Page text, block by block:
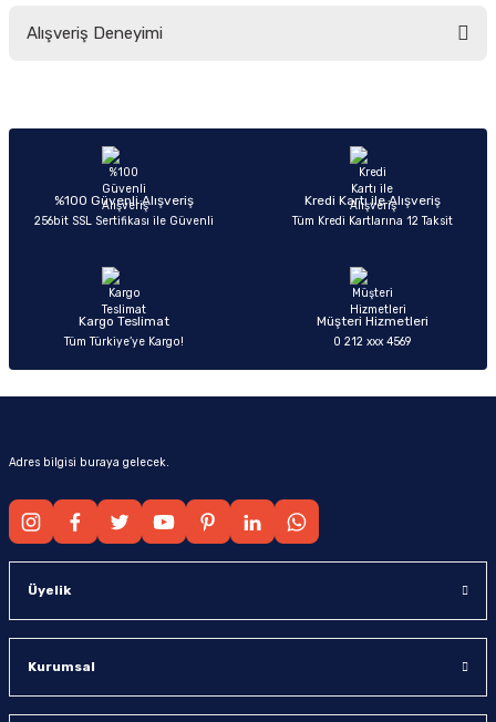
yetersiz gördüğünüz noktaları öneri formunu kullanarak tarafımıza
Ürün açıklamasında eksik bilgiler bulunuyor.
Ürün bilgilerinde hatalar bulunuyor.
Ürün fiyatı diğer sitelerden daha pahalı.
Alışveriş Deneyimi
Sitemize ilk yorumu siz yapın!
%100 Güvenli Alışveriş
256bit SSL Sertifikası ile Güvenli
Kredi Kartı ile Alışveriş
Tüm Kredi Kartlarına 12 Taksit
Kargo Teslimat
Tüm Türkiye’ye Kargo!
Müşteri Hizmetleri
0 212 xxx 4569
Adres bilgisi buraya gelecek.
Üyelik
Kurumsal